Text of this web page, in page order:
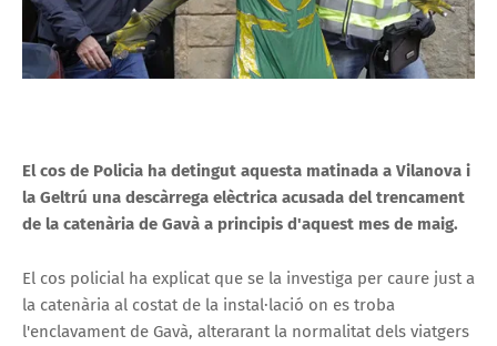
El cos de Policia ha detingut aquesta matinada a Vilanova i
la Geltrú una descàrrega elèctrica acusada del trencament
de la catenària de Gavà a principis d'aquest mes de maig.
El cos policial ha explicat que se la investiga per caure just a
la catenària al costat de la instal·lació on es troba
l'enclavament de Gavà, alterarant la normalitat dels viatgers